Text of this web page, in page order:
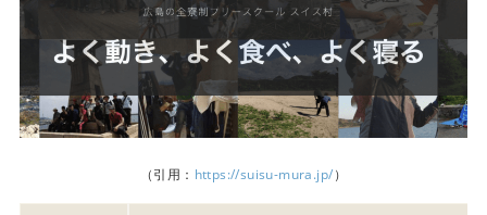
（引用： https://suisu-mura.jp/）